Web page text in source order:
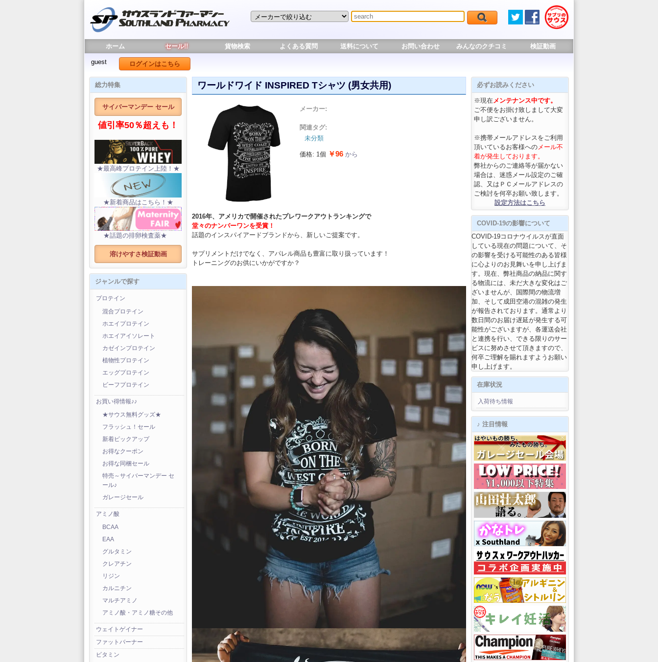
ホーム セール!! 貨物検索 よくある質問 送料について お問い合わせ みんなのクチコミ 検証動画
guest ログインはこちら
総力特集
サイバーマンデー セール
値引率50％超えも！
★最高峰プロテイン上陸！★
★新着商品はこちら！★
★話題の排卵検査薬★
溶けやすさ検証動画
ジャンルで探す
プロテイン
混合プロテイン
ホエイプロテイン
ホエイアイソレート
カゼインプロテイン
植物性プロテイン
エッグプロテイン
ビーフプロテイン
お買い得情報♪♪
★サウス無料グッズ★
フラッシュ！セール
新着ピックアップ
お得なクーポン
お得な同梱セール
特売～サイバーマンデー セ
ール♪
ガレージセール
アミノ酸
BCAA
EAA
グルタミン
クレアチン
リジン
カルニチン
マルチアミノ
アミノ酸・アミノ糖その他
ウェイトゲイナー
ファットバーナー
ビタミン
ワールドワイド INSPIRED Tシャツ (男女共用)
メーカー:
関連タグ:
未分類
価格: 1個 ￥96 から
2016年、アメリカで開催されたプレワークアウトランキングで
堂々のナンバーワンを受賞！
話題のインスパイアードブランドから、新しいご提案です。
サプリメントだけでなく、アパレル商品も豊富に取り扱っています！
トレーニングのお供にいかがですか？
必ずお読みください
※現在メンテナンス中です。
ご不便をお掛け致しまして大変
申し訳ございません。
※携帯メールアドレスをご利用
頂いているお客様へのメール不
着が発生しております。
弊社からのご連絡等が届かない
場合は、迷惑メール設定のご確
認、又はＰＣメールアドレスの
ご検討を何卒お願い致します。
設定方法はこちら
COVID-19の影響について
COVID-19コロナウイルスが直面
している現在の問題について、そ
の影響を受ける可能性のある皆様
に心よりのお見舞いを申し上げま
す。現在、弊社商品の納品に関す
る物流には、未だ大きな変化はご
ざいませんが、国際間の物流増
加、そして成田空港の混雑の発生
が報告されております。通常より
数日間のお届け遅延が発生する可
能性がございますが、各運送会社
と連携を行い、できる限りのサー
ビスに努めさせて頂きますので、
何卒ご理解を賜れますようお願い
申し上げます。
在庫状況
入荷待ち情報
♪ 注目情報